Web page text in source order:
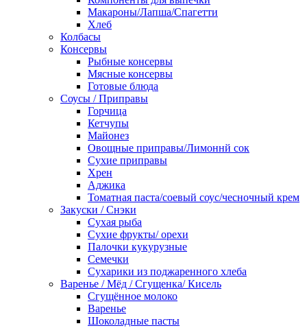
Макароны/Лапша/Спагетти
Хлеб
Колбасы
Консервы
Рыбные консервы
Мясные консервы
Готовые блюда
Соусы / Приправы
Горчица
Кетчупы
Майонез
Овощные приправы/Лимоннй сок
Сухие приправы
Хрен
Аджика
Томатная паста/соевый соус/чесночный крем
Закуски / Снэки
Сухая рыба
Сухие фрукты/ орехи
Палочки кукурузные
Семечки
Сухарики из поджаренного хлеба
Варенье / Мёд / Сгущенка/ Кисель
Сгущённое молоко
Варенье
Шоколадные пасты